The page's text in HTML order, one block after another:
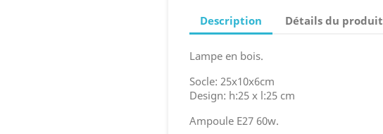
Description Détails du produit
Lampe en bois.
Socle: 25x10x6cm
Design: h:25 x l:25 cm
Ampoule E27 60w.